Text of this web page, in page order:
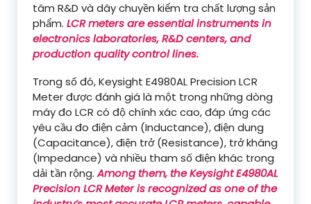
tâm R&D và dây chuyền kiểm tra chất lượng sản
phẩm. LCR meters are essential instruments in
electronics laboratories, R&D centers, and
production quality control lines.
Trong số đó, Keysight E4980AL Precision LCR
Meter được đánh giá là một trong những dòng
máy đo LCR có độ chính xác cao, đáp ứng các
yêu cầu đo điện cảm (Inductance), điện dung
(Capacitance), điện trở (Resistance), trở kháng
(Impedance) và nhiều tham số điện khác trong
dải tần rộng.Among them, the Keysight E4980AL
Precision LCR Meter is recognized as one of the